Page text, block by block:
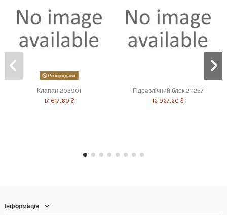
Розпродано
Клапан 203901
17 617,60 ₴
Гідравлічний блок 211237
12 927,20 ₴
Інформація